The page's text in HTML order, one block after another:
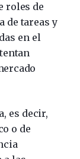
roles de
de tareas y
en el
es decir,
o de